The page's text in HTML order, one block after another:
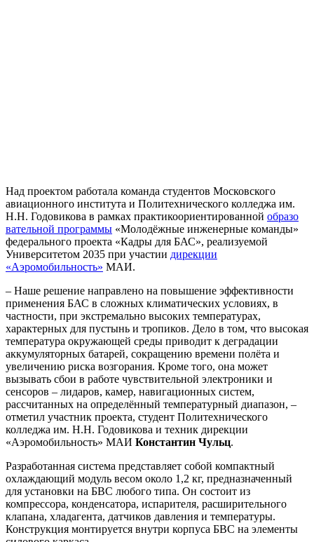
Над проектом работала команда студентов Московского
авиационного института и Политехнического колледжа им.
Н.Н. Годовикова в рамках практикоориентированной образо
вательной программы «Молодёжные инженерные команды»
федерального проекта «Кадры для БАС», реализуемой
Университетом 2035 при участии дирекции
«Аэромобильность» МАИ.
– Наше решение направлено на повышение эффективности
применения БАС в сложных климатических условиях, в
частности, при экстремально высоких температурах,
характерных для пустынь и тропиков. Дело в том, что высокая
температура окружающей среды приводит к деградации
аккумуляторных батарей, сокращению времени полёта и
увеличению риска возгорания. Кроме того, она может
вызывать сбои в работе чувствительной электроники и
сенсоров – лидаров, камер, навигационных систем,
рассчитанных на определённый температурный диапазон, –
отметил участник проекта, студент Политехнического
колледжа им. Н.Н. Годовикова и техник дирекции
«Аэромобильность» МАИ Константин Чульц.
Разработанная система представляет собой компактный
охлаждающий модуль весом около 1,2 кг, предназначенный
для установки на БВС любого типа. Он состоит из
компрессора, конденсатора, испарителя, расширительного
клапана, хладагента, датчиков давления и температуры.
Конструкция монтируется внутри корпуса БВС на элементы